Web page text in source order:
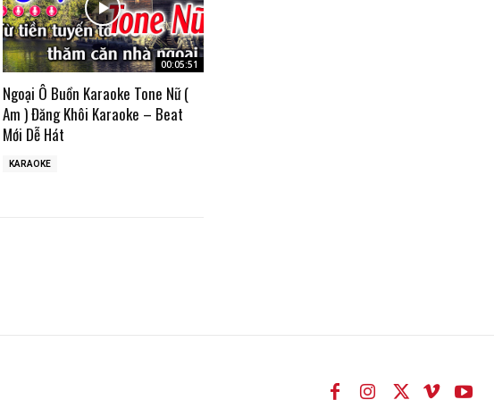
00:05:51
Ngoại Ô Buồn Karaoke Tone Nữ (
Am ) Đăng Khôi Karaoke – Beat
Mới Dễ Hát
KARAOKE